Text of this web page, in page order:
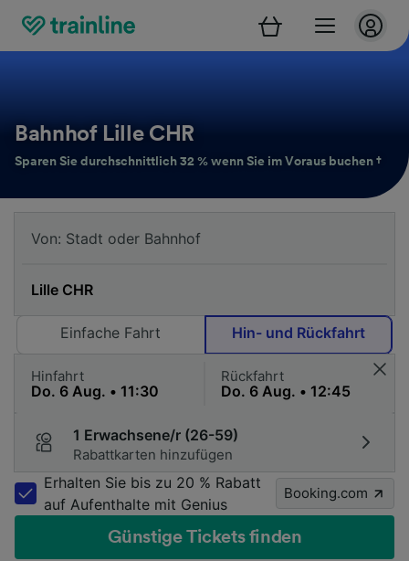
Bahnhof Lille CHR
Sparen Sie durchschnittlich 32 % wenn Sie im Voraus buchen †
Einfache Fahrt Hin- und Rückfahrt
Hinfahrt Rückfahrt
1 Erwachsene/r (26-59)
Rabattkarten hinzufügen
Erhalten Sie bis zu 20 % Rabatt
auf Aufenthalte mit Genius
Booking.com
Günstige Tickets finden